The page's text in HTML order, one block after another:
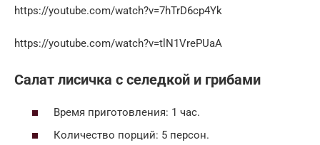
https://youtube.com/watch?v=7hTrD6cp4Yk
https://youtube.com/watch?v=tlN1VrePUaA
Салат лисичка с селедкой и грибами
Время приготовления: 1 час.
Количество порций: 5 персон.